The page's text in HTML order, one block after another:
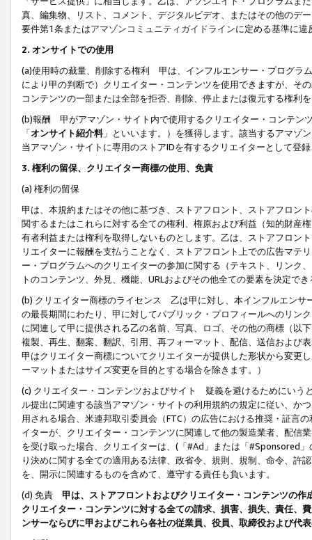
真、編集物、リスト、コメント、デジタルビデオ、またはその他のデ
要件第1条またはアマゾンコミュニティガイドラインに定める基準に違
2. オンサイトでの使用
(a)使用時の裁量、削除する権利 甲は、インフルエンサー・プログラ
により甲の判断で）クリエイター・コンテンツを使用できますが、そ
コンテンツの一部または全部を拒否、削除、停止または復元する権利
(b)報酬 甲がアマゾン・サイト内で使用するクリエイター・コンテン
「オンサイト紹介料」といいます。）を獲得します。該当するアマゾ
当アマゾン・サイトに専用のストアIDを有するクリエイターとして登
3. 権利の留保、クリエイター商標の使用、免責
(a) 権利の留保
甲は、本規約またはその他に基づき、ストアフロント、ストアフロン
関するまたはこれらに対する全ての権利、権原および利益（知的財産
有者利益または権利を取得しないものとします。乙は、ストアフロン
リエイターに報酬を支払うことなく、ストアフロント上での広告マテ
ー・プログラムへのクリエイターの参加に関する（テキスト、リンク
トのコンテンツ、外見、機能、URLおよびその他全ての要素を決定で
(b) クリエイター商標のライセンス 乙は甲に対し、本インフルエンサ
の最長期間にわたり、甲に対してパブリック・プロフィールへのリン
に関連して甲に提供される乙の名前、写真、ロゴ、その他の商標（以
複製、再生、翻案、翻訳、引用、再フォーマット、配信、送信および
甲はクリエイター商標についてクリエイターが提供した形状から変更
ーマットまたはサイズ変更を目的とする場合を除きます。）
(c) クリエイター・コンテンツおよびサイト 疑義を避けるためにいう
ル提出に関連する該当アマゾン・サイトの利用規約の規定に従い、か
用される場合、米連邦取引委員会（FTC）の広告における推奨・証言
イターが、クリエイター・コンテンツに関連して他の製造業者、配信
を受け取った場合、クリエイターは、(「#Ad」または「#Sponsored
り決めに関する全ての適用ある法律、政省令、規則、規制、命令、許
を、開示に関連するものを含めて、遵守する責任も負います。
(d) 免責 甲は、ストアフロントおよびクリエイター・コンテンツの
クリエイター・コンテンツに対する全ての請求、損害、損失、責任、
ンサーならびに甲およびこれら各社の従業員、役員、取締役および代